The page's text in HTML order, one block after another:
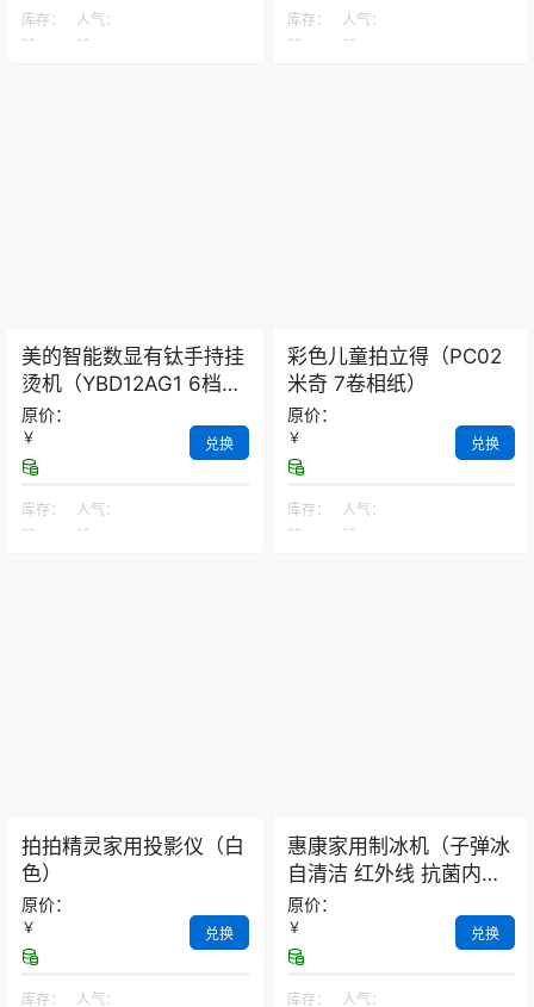
库存：
--
人气：
--
库存：
--
人气：
--
美的智能数显有钛手持挂
烫机（YBD12AG1 6档暖
杏）
原价：
￥ 兑换
库存：
--
人气：
--
彩色儿童拍立得（PC02
米奇 7卷相纸）
原价：
￥ 兑换
库存：
--
人气：
--
拍拍精灵家用投影仪（白
色）
原价：
￥ 兑换
库存：
人气：
惠康家用制冰机（子弹冰
自清洁 红外线 抗菌内
胆）
原价：
￥ 兑换
库存：
人气：